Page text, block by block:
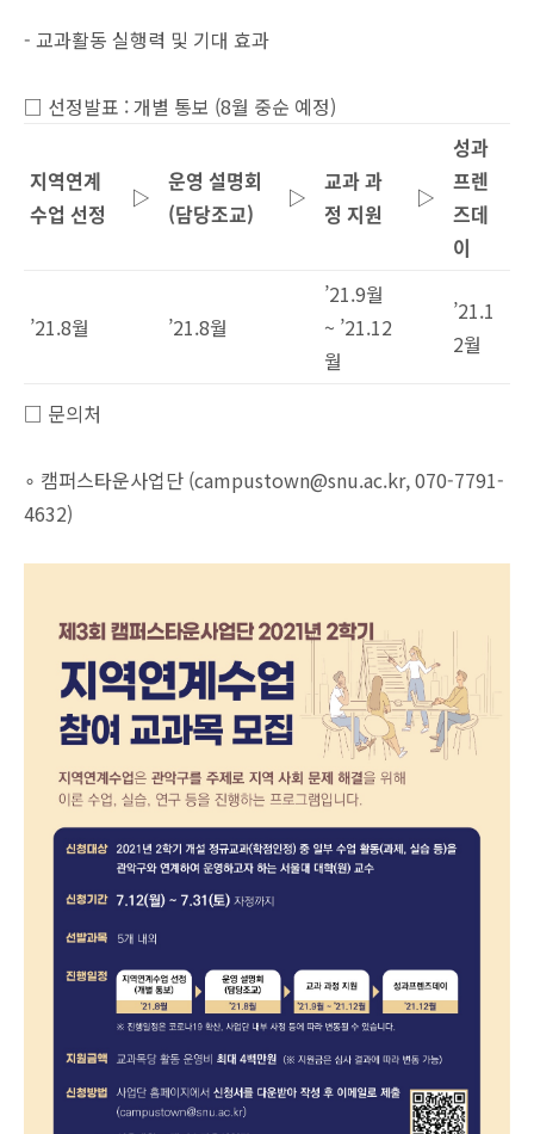
- 교과활동 실행력 및 기대 효과
□ 선정발표 : 개별 통보 (8월 중순 예정)
지역연계
수업 선정
▷
운영 설명회
(담당조교)
▷
교과 과
정 지원
▷
성과
프렌
즈데
이
’21.8월 ’21.8월
’21.9월
~ ’21.12
월
’21.1
2월
□ 문의처
∘ 캠퍼스타운사업단 (campustown@snu.ac.kr, 070-7791-
4632)